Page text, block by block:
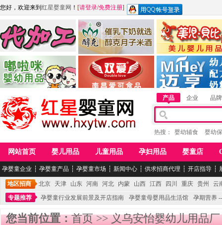
您好，欢迎来到 红星婴童网 ！ [请登录/免费注册]
江西麦嘟嘟食品有限公司
青岛嘟啦咪婴幼儿用品公司
江西醇之客月子米酒 惠州市美儿婴儿用品
湖南迈亨母婴用品有限
产品 企业 品牌
热搜： 婴幼辅食 婴幼
网站首页 婴儿用品 儿童用品 孕妇用品 婴童店
孕婴童企业 ┆ 孕婴童产品 ┆ 孕婴童市场 ┆ 新闻中心 ┆ 供求招商代理 ┆ 开店指导 ┆
地区招商 北京 天津 山东 河南 河北 内蒙 山西 江西 四川 重庆 贵州
云
专题推荐
孕婴童行业发展前景及开店指南 孕婴童母婴用品生活馆 孕期营养
您当前位置：首页>>义乌安怡婴幼儿用品厂